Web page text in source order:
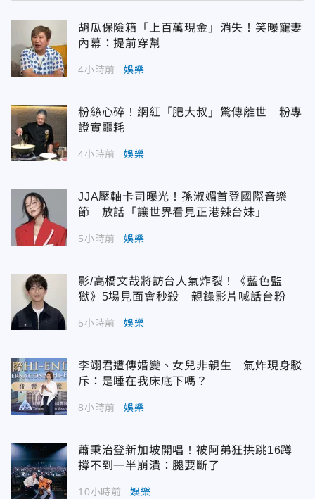
胡瓜保險箱「上百萬現金」消失！笑曝寵妻
內幕：提前穿幫
4小時前 娛樂
粉絲心碎！網紅「肥大叔」驚傳離世 粉專
證實噩耗
4小時前 娛樂
JJA壓軸卡司曝光！孫淑媚首登國際音樂
節 放話「讓世界看見正港辣台妹」
5小時前 娛樂
影/高橋文哉將訪台人氣炸裂！《藍色監
獄》5場見面會秒殺 親錄影片喊話台粉
5小時前 娛樂
李翊君遭傳婚變、女兒非親生 氣炸現身駁
斥：是睡在我床底下嗎？
8小時前 娛樂
蕭秉治登新加坡開唱！被阿弟狂拱跳16蹲
撐不到一半崩潰：腿要斷了
10小時前 娛樂